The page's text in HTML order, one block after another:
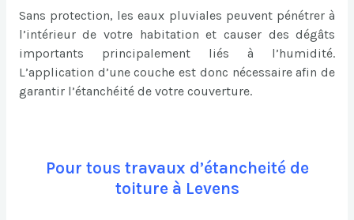
Sans protection, les eaux pluviales peuvent pénétrer à
l’intérieur de votre habitation et causer des dégâts
importants principalement liés à l’humidité.
L’application d’une couche est donc nécessaire afin de
garantir l’étanchéité de votre couverture.
Pour tous travaux d’étancheité de
toiture à Levens